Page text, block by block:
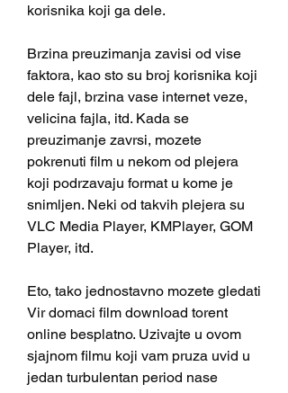
korisnika koji ga dele.
Brzina preuzimanja zavisi od vise
faktora, kao sto su broj korisnika koji
dele fajl, brzina vase internet veze,
velicina fajla, itd. Kada se
preuzimanje zavrsi, mozete
pokrenuti film u nekom od plejera
koji podrzavaju format u kome je
snimljen. Neki od takvih plejera su
VLC Media Player, KMPlayer, GOM
Player, itd.
Eto, tako jednostavno mozete gledati
Vir domaci film download torent
online besplatno. Uzivajte u ovom
sjajnom filmu koji vam pruza uvid u
jedan turbulentan period nase